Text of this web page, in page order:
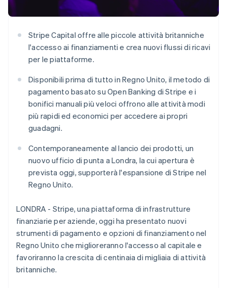
Scopri cosa ti aspetta
Prevenzione delle frodi
Atlas
Costituzione di start-up
Rimozione del carbonio
Identity
Verifica online dell'identità
Stripe Sessions 2026
Scopri come Stripe sta costruendo l'infrastruttura
Guarda ora
Partner
Stripe App Marketplace
Stripe Capital offre alle piccole attività britanniche
l'accesso ai finanziamenti e crea nuovi flussi di ricavi
per le piattaforme.
Disponibili prima di tutto in Regno Unito, il metodo di
pagamento basato su Open Banking di Stripe e i
bonifici manuali più veloci offrono alle attività modi
più rapidi ed economici per accedere ai propri
guadagni.
Contemporaneamente al lancio dei prodotti, un
nuovo ufficio di punta a Londra, la cui apertura è
prevista oggi, supporterà l'espansione di Stripe nel
Regno Unito.
LONDRA - Stripe, una piattaforma di infrastrutture
finanziarie per aziende, oggi ha presentato nuovi
strumenti di pagamento e opzioni di finanziamento nel
Regno Unito che miglioreranno l'accesso al capitale e
favoriranno la crescita di centinaia di migliaia di attività
britanniche.